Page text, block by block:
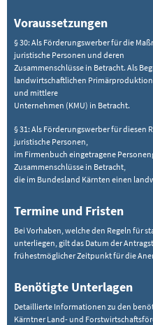
Voraussetzungen
§ 30: Als Förderungswerber für die
juristische Personen und deren
Zusammenschlüsse in Betracht. Als
landwirtschaftlichen
und mittlere
Unternehmen (KMU) in Betracht.
§ 31: Als Förderungswerber für
juristische Personen,
im Firmenbuch eingetragene
Zusammenschlüsse in Betracht,
die im Bundesland Kärnten einen
Termine und Fristen
Bei Vorhaben, welche den Regeln für
unterliegen, gilt das Datum der
frühestmöglicher Zeitpunkt für die
Benötigte Unterlagen
Detaillierte Informationen zu den
Kärntner Land- und